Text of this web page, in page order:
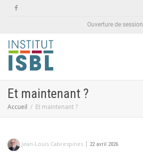
Ouverture de session
Et maintenant ?
Accueil Et maintenant ?
Jean-Louis Cabrespines | 22 avril 2026